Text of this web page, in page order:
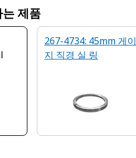
제품
267-4734: 45mm 게이
지 직경 실 링